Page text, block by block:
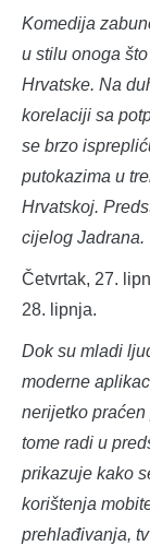
Komedija
u stilu onoga
Hrvatske. Na
korelaciji sa
se brzo
putokazima u
Hrvatskoj.
cijelog Jadrana.
Četvrtak, 27.
28. lipnja.
Dok su mladi
moderne
nerijetko
tome radi u
prikazuje kako
korištenja
prehlađivanja,